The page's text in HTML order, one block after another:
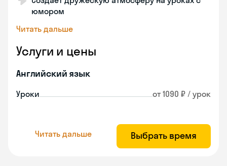
юмором
Читать дальше
Услуги и цены
Английский язык
Уроки от 1090 ₽ / урок
Читать дальше Выбрать время